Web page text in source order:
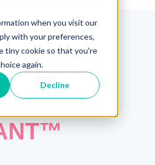
when you visit our
with your preferences,
tiny cookie so that you're
again.
Decline